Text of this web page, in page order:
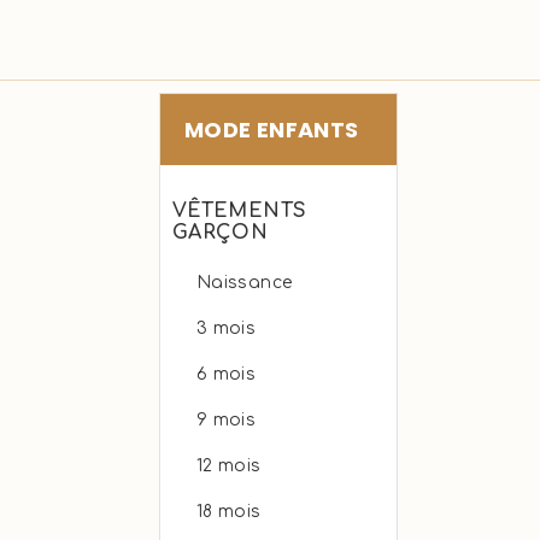
MODE ENFANTS
VÊTEMENTS
GARÇON
Naissance
3 mois
6 mois
9 mois
12 mois
18 mois